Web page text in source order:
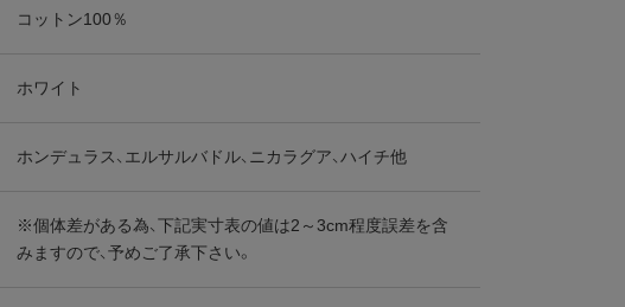
コットン100％
ホワイト
ホンデュラス、エルサルバドル、ニカラグア、ハイチ他
※個体差がある為、下記実寸表の値は2～3cm程度誤差を含
みますので、予めご了承下さい。